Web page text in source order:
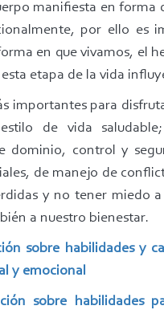
manifiesta en forma
por ello es
en que vivamos, el
etapa de la vida
importantes para
de vida
dominio, control y
de manejo de
y no tener miedo
a nuestro bienestar.
sobre habilidades y
y emocional
sobre habilidades